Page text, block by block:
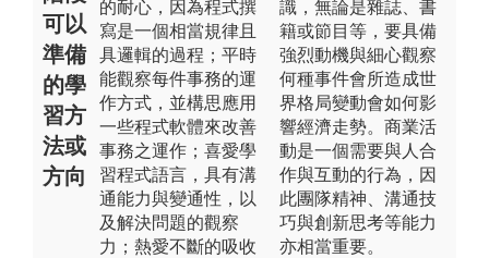
可以
準備
的學
習方
法或
方向
的耐心，因為程式撰
寫是一個相當規律且
具邏輯的過程；平時
能觀察每件事務的運
作方式，並構思應用
一些程式軟體來改善
事務之運作；喜愛學
習程式語言，具有溝
通能力與變通性，以
及解決問題的觀察
力；熱愛不斷的吸收
識，無論是雜誌、書
籍或節目等，要具備
強烈動機與細心觀察
何種事件會所造成世
界格局變動會如何影
響經濟走勢。商業活
動是一個需要與人合
作與互動的行為，因
此團隊精神、溝通技
巧與創新思考等能力
亦相當重要。